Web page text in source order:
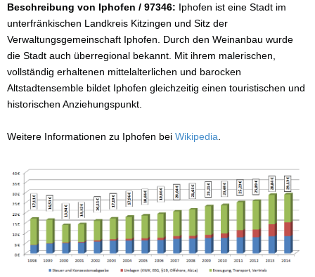
Beschreibung von Iphofen / 97346: Iphofen ist eine Stadt im
unterfränkischen Landkreis Kitzingen und Sitz der
Verwaltungsgemeinschaft Iphofen. Durch den Weinanbau wurde
die Stadt auch überregional bekannt. Mit ihrem malerischen,
vollständig erhaltenen mittelalterlichen und barocken
Altstadtensemble bildet Iphofen gleichzeitig einen touristischen und
historischen Anziehungspunkt.
Weitere Informationen zu Iphofen bei Wikipedia